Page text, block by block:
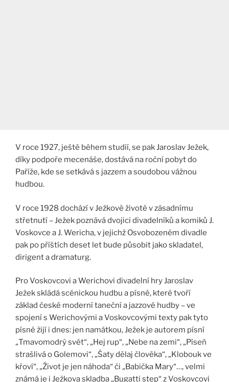
V roce 1927, ještě během studií, se pak Jaroslav Ježek,
díky podpoře mecenáše, dostává na roční pobyt do
Paříže, kde se setkává s jazzem a soudobou vážnou
hudbou.
V roce 1928 dochází v Ježkově životě v zásadnímu
střetnutí – Ježek poznává dvojici divadelníků a komiků J.
Voskovce a J. Wericha, v jejichž Osvobozeném divadle
pak po příštích deset let bude působit jako skladatel,
dirigent a dramaturg.
Pro Voskovcovi a Werichovi divadelní hry Jaroslav
Ježek skládá scénickou hudbu a písně, které tvoří
základ české moderní taneční a jazzové hudby – ve
spojení s Werichovými a Voskovcovými texty pak tyto
písně žijí i dnes: jen namátkou, Ježek je autorem písní
„Tmavomodrý svět“, „Hej rup“, „Nebe na zemi“, „Píseň
strašlivá o Golemovi“, „Šaty dělaj člověka“, „Klobouk ve
křoví“, „Život je jen náhoda“ či „Babička Mary“…, velmi
známá je i Ježkova skladba „Bugatti step“ z Voskovcovi